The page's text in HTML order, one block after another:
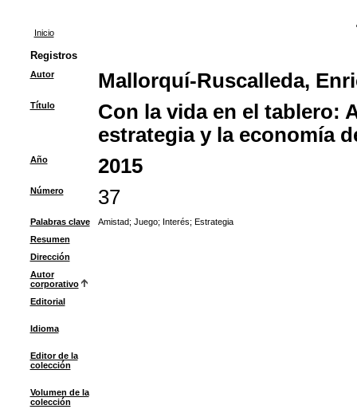
Inicio
Registros
Autor Mallorquí-Ruscalleda,
Título
Con la vida en el tablero:
estrategia y la economía
Año 2015
Número 37
Palabras clave Amistad; Juego; Interés; Estrategia
Resumen
Dirección
Autor
corporativo
Editorial
Idioma
Editor de la
colección
Volumen de la
colección